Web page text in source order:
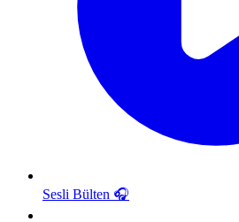
Sesli Bülten 🎧